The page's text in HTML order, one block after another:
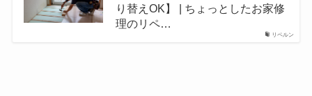
リペルン
り替えOK】 | ちょっとしたお家修
理のリペ…